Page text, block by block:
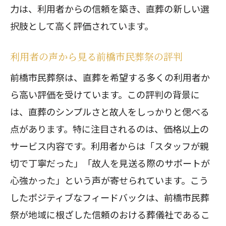
力は、利用者からの信頼を築き、直葬の新しい選
択肢として高く評価されています。
利用者の声から見る前橋市民葬祭の評判
前橋市民葬祭は、直葬を希望する多くの利用者か
ら高い評価を受けています。この評判の背景に
は、直葬のシンプルさと故人をしっかりと偲べる
点があります。特に注目されるのは、価格以上の
サービス内容です。利用者からは「スタッフが親
切で丁寧だった」「故人を見送る際のサポートが
心強かった」という声が寄せられています。こう
したポジティブなフィードバックは、前橋市民葬
祭が地域に根ざした信頼のおける葬儀社であるこ